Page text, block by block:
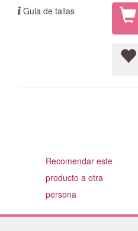
Guia de tallas
Recomendar este
producto a otra
persona